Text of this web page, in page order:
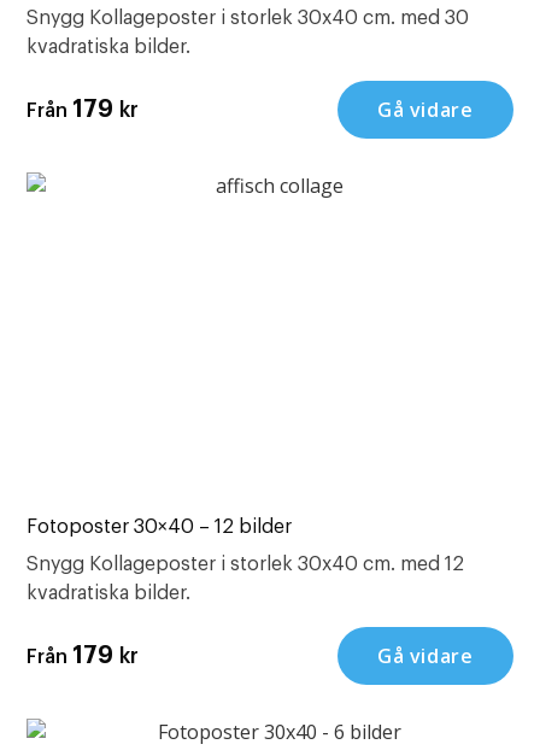
Snygg Kollageposter i storlek 30x40 cm. med 30
kvadratiska bilder.
Från 179 kr Gå vidare
Fotoposter 30×40 – 12 bilder
Snygg Kollageposter i storlek 30x40 cm. med 12
kvadratiska bilder.
Från 179 kr Gå vidare